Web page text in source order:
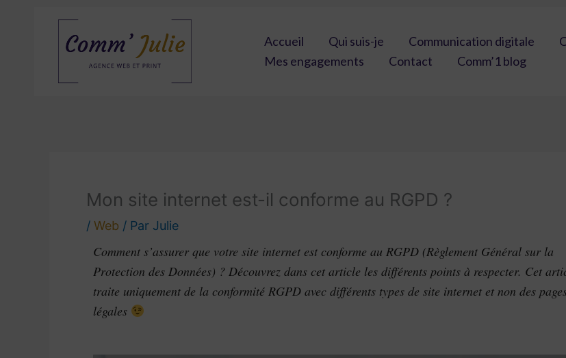
Accueil Qui suis-je Communication digitale
Mes engagements
Contact Comm’1 blog
Mon site internet est-il conforme au RGPD ?
/ Web / Par Julie
Comment s’assurer que votre site internet est conforme au RGPD (Règlement Général sur la
Protection des Données) ? Découvrez dans cet article les différents points à respecter. Cet
traite uniquement de la conformité RGPD avec différents types de site internet et non des
légales